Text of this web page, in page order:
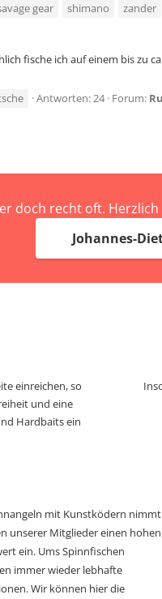
gear shimano zander
fische ich auf einem bis
Antworten: 24 Forum:
doch recht oft.
Johannes-
einreichen, so
und eine
Hardbaits ein
mit Kunstködern nimmt
unserer Mitglieder einen hohen
ein. Ums Spinnfischen
immer wieder lebhafte
Wir können hier die